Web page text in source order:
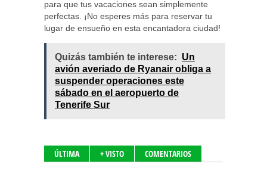
para que tus vacaciones sean simplemente
perfectas. ¡No esperes más para reservar tu
lugar de ensueño en esta encantadora ciudad!
Quizás también te interese: Un
avión averiado de Ryanair obliga a
suspender operaciones este
sábado en el aeropuerto de
Tenerife Sur
ÚLTIMA + VISTO COMENTARIOS